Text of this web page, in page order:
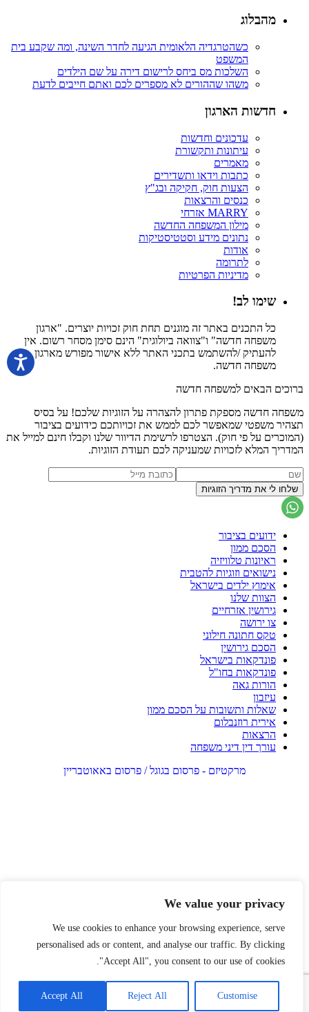
We value your privacy
We use cookies to enhance your browsing experience, serve
personalised ads or content, and analyse our traffic. By clicking
"Accept All", you consent to our use of cookies.
Customise
Reject All
Accept All
מהבלוג
כשהטרגדיה הלאומית הגיעה לחדר השינה, ומה שקבע בית
המשפט
השלכות מס ביחס לרישום דירה על שם הילדים
משהו שההורים לא מספרים לכם ואתם חייבים לדעת
חדשות הארגון
עדכונים וחדשות
עיתונות ותקשורת
מאמרים
כתבות וידאו ותשדירים
הצעות חוק, חקיקה ובג"ץ
כנסים והרצאות
MARRY אזרחי
מילון המשפחה החדשה
נתונים מידע וסטטיסטיקות
אודות
לתרומה
מדיניות הפרטיות
שימו לב!
כל התכנים באתר זה מוגנים תחת חוק זכויות יוצרים. "ארגון
משפחה חדשה" ו"צוואה ביולוגית" הינם סימן מסחר רשום. אין
להעתיק /להשתמש בתכני האתר ללא אישור מפורש מארגון
משפחה חדשה.
ברוכים הבאים למשפחה חדשה
משפחה חדשה מספקת פתרון להצהרה על הזוגיות שלכם! על בסיס
תצהיר משפטי שמאפשר לכם לממש את זכויותכם כידועים בציבור
(המוכרים על פי חוק). הצטרפו לרשימת הדיוור שלנו וקבלו חינם למייל את
המדריך המלא לזכויות שמעניקה לכם תעודת הזוגיות.
ידועים בציבור
הסכם ממון
ראיונות טלוויזיה
נישואים וזוגיות להטבית
אימוץ ילדים בישראל
הצוות שלנו
גירושין אזרחיים
צו ירושה
טקס חתונה חילוני
הסכם גירושין
פונדקאות בישראל
פונדקאות בחו"ל
הורות גאה
עיזבון
שאלות ותשובות על הסכם ממון
אירית רוזנבלום
הרצאות
עורך דין דיני משפחה
מרקטיזם - פרסום בגוגל / פרסום באאוטבריין